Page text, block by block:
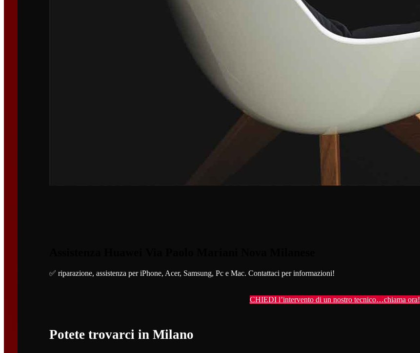
✅ riparazione, assistenza per iPhone, Acer, Samsung, Pc e Mac. Contattaci per informazioni!
CHIEDI l’intervento di un nostro tecnico…chiama ora!
Potete trovarci in Milano